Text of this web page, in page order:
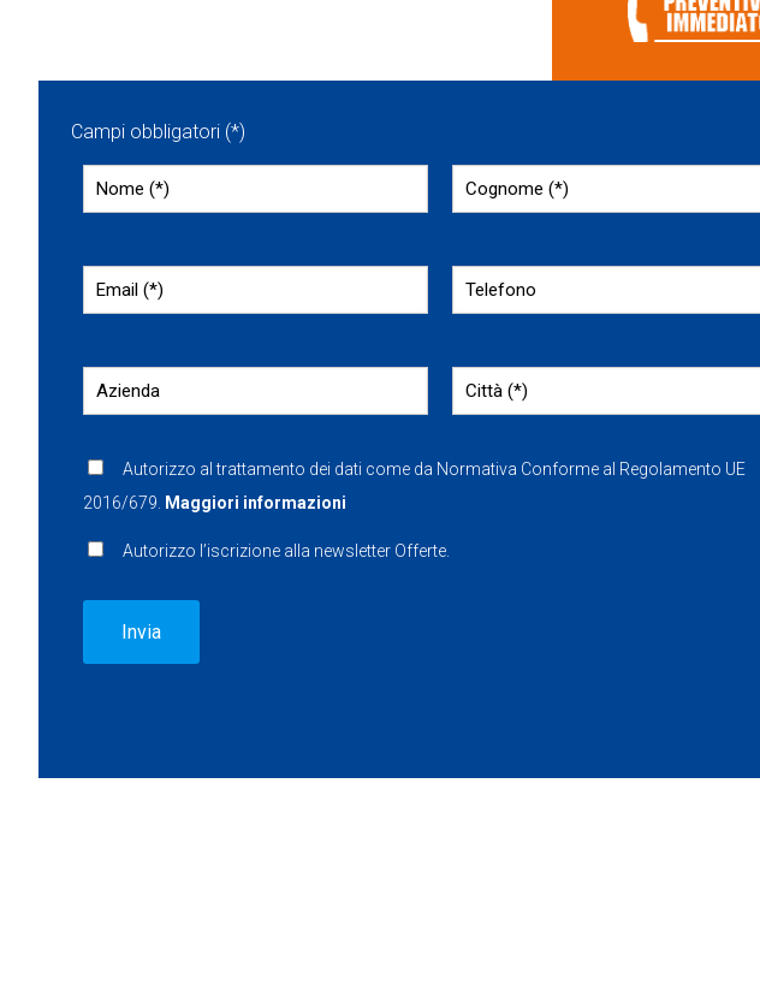
Campi obbligatori (*)
Autorizzo al trattamento dei dati come da Normativa Conforme al Regolamento UE
2016/679.
Maggiori informazioni
Autorizzo l’iscrizione alla newsletter Offerte.